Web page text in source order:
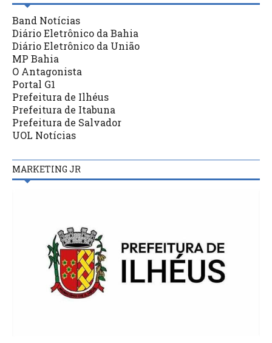
Band Notícias
Diário Eletrônico da Bahia
Diário Eletrônico da União
MP Bahia
O Antagonista
Portal G1
Prefeitura de Ilhéus
Prefeitura de Itabuna
Prefeitura de Salvador
UOL Notícias
MARKETING JR